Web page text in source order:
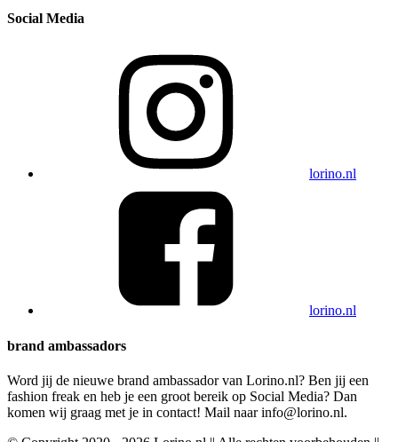
Social Media
lorino.nl
lorino.nl
brand ambassadors
Word jij de nieuwe brand ambassador van Lorino.nl? Ben jij een
fashion freak en heb je een groot bereik op Social Media? Dan
komen wij graag met je in contact! Mail naar info@lorino.nl.